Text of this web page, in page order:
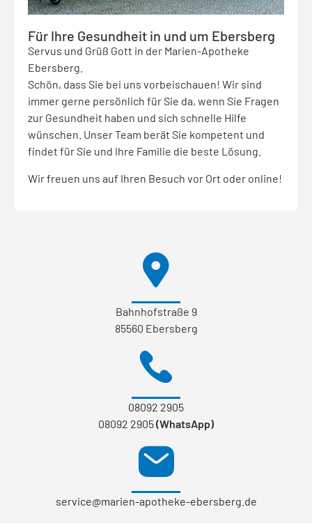
Für Ihre Gesundheit in und um Ebersberg
Servus und Grüß Gott in der Marien-Apotheke
Ebersberg.
Schön, dass Sie bei uns vorbeischauen! Wir sind
immer gerne persönlich für Sie da, wenn Sie Fragen
zur Gesundheit haben und sich schnelle Hilfe
wünschen. Unser Team berät Sie kompetent und
findet für Sie und Ihre Familie die beste Lösung.
Wir freuen uns auf Ihren Besuch vor Ort oder online!
Bahnhofstraße 9
85560 Ebersberg
08092 2905
08092 2905(WhatsApp)
service@marien-apotheke-ebersberg.de